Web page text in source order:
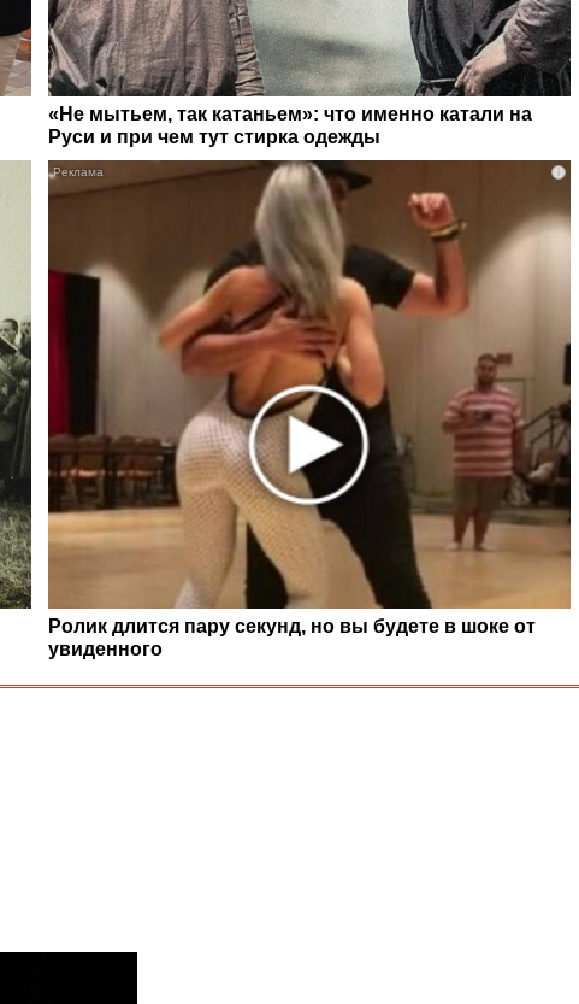
«Не мытьем, так катаньем»: что именно катали на
Руси и при чем тут стирка одежды
i
Ролик длится пару секунд, но вы будете в шоке от
увиденного